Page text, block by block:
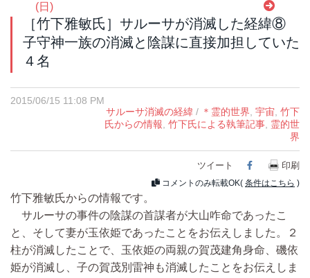
(日)
［竹下雅敏氏］サルーサが消滅した経緯⑧
子守神一族の消滅と陰謀に直接加担していた
４名
2015/06/15 11:08 PM
サルーサ消滅の経緯 / ＊霊的世界 宇宙 竹下
氏からの情報 竹下氏による執筆記事 霊的世
界
ツイート Facebook
印刷
コメントのみ転載OK( 条件はこちら )
竹下雅敏氏からの情報です。
サルーサの事件の陰謀の首謀者が大山咋命であったこ
と、そして妻が玉依姫であったことをお伝えしました。２
柱が消滅したことで、玉依姫の両親の賀茂建角身命、磯依
姫が消滅し、子の賀茂別雷神も消滅したことをお伝えしま